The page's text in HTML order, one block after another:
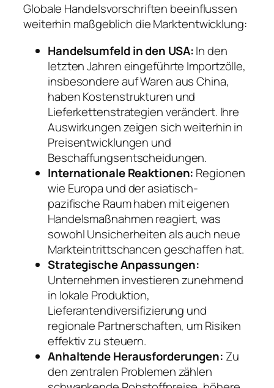
Globale Handelsvorschriften beeinflussen
weiterhin maßgeblich die Marktentwicklung:
Handelsumfeld in den USA:In den
letzten Jahren eingeführte Importzölle,
insbesondere auf Waren aus China,
haben Kostenstrukturen und
Lieferkettenstrategien verändert. Ihre
Auswirkungen zeigen sich weiterhin in
Preisentwicklungen und
Beschaffungsentscheidungen.
Internationale Reaktionen: Regionen
wie Europa und der asiatisch-
pazifische Raum haben mit eigenen
Handelsmaßnahmen reagiert, was
sowohl Unsicherheiten als auch neue
Markteintrittschancen geschaffen hat.
Strategische Anpassungen:
Unternehmen investieren zunehmend
in lokale Produktion,
Lieferantendiversifizierung und
regionale Partnerschaften, um Risiken
effektiv zu steuern.
Anhaltende Herausforderungen: Zu
den zentralen Problemen zählen